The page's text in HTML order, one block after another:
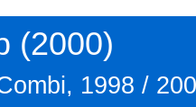
(2000)
1998 /